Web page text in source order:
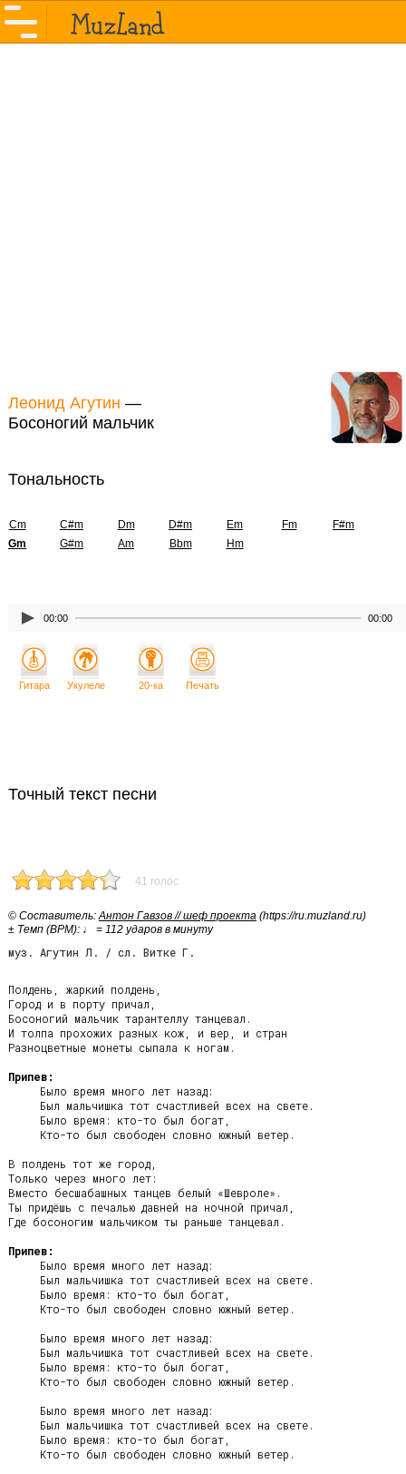
Леонид Агутин —
Босоногий мальчик
Тональность
Cm C#m Dm D#m Em Fm
F#m
Gm
G#m Am Bbm Hm
00:00 00:00
Точный текст песни
41 голос
© Cоставитель:Антон Гавзов // шеф проекта (https://ru.muzland.ru)
± Темп (BPM): ♩ = 112 ударов в минуту
муз. Агутин Л. / сл. Витке Г.
Полдень, жаркий полдень,
Город и в порту причал,
Босоногий мальчик тарантеллу танцевал.
И толпа прохожих разных кож, и вер, и стран
Разноцветные монеты сыпала к ногам.
Припев:
В полдень тот же город,
Только через много лет:
Вместо бесшабашных танцев белый «Шевроле».
Ты придёшь с печалью давней на ночной причал,
Где босоногим мальчиком ты раньше танцевал.
Припев:
Гитара Укулеле 20-ка Печать